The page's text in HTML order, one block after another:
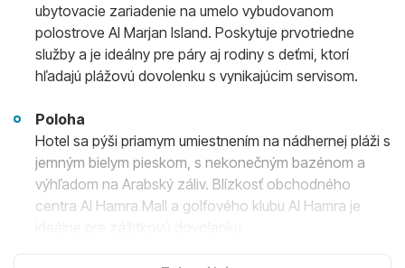
ubytovacie zariadenie na umelo vybudovanom
polostrove Al Marjan Island. Poskytuje prvotriedne
služby a je ideálny pre páry aj rodiny s deťmi, ktorí
hľadajú plážovú dovolenku s vynikajúcim servisom.
Poloha
Hotel sa pýši priamym umiestnením na nádhernej pláži s
jemným bielym pieskom, s nekonečným bazénom a
výhľadom na Arabský záliv. Blízkosť obchodného
centra Al Hamra Mall a golfového klubu Al Hamra je